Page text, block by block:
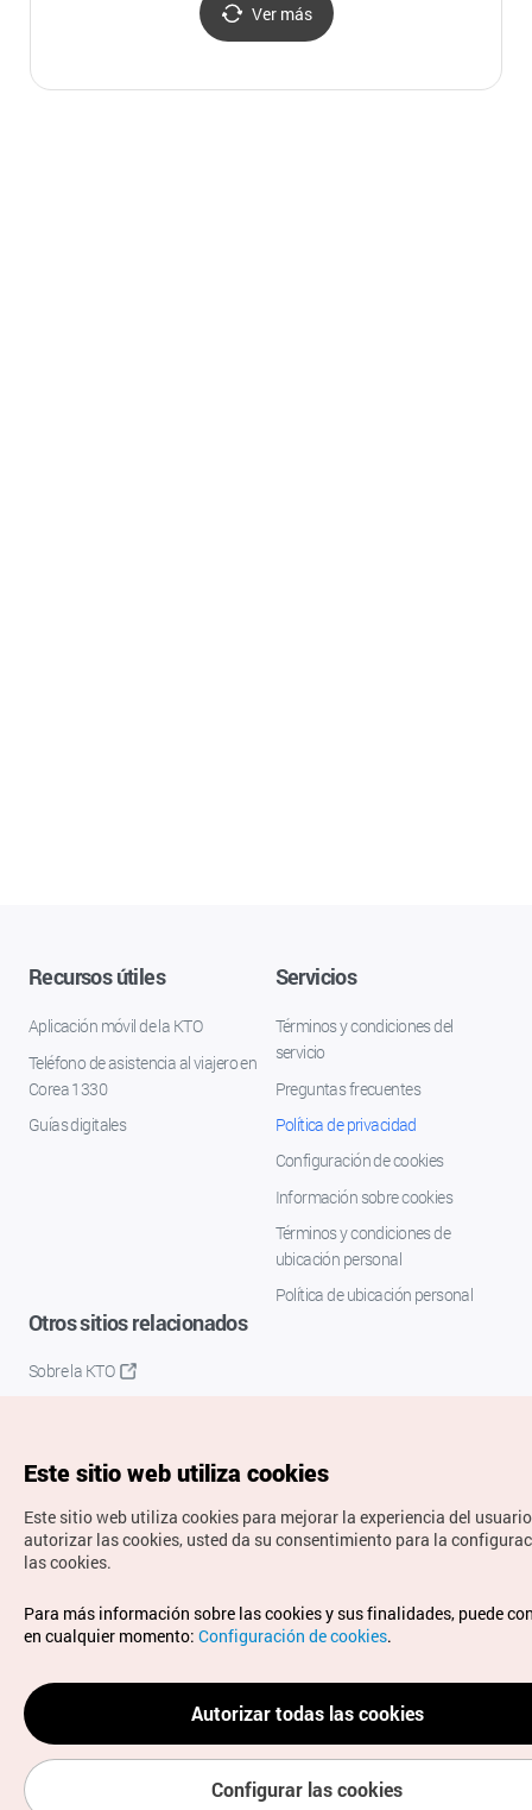
Ver más
Recursos útiles
Aplicación móvil de la KTO
Teléfono de asistencia al viajero en
Corea 1330
Guías digitales
Servicios
Términos y condiciones del
servicio
Preguntas frecuentes
Política de privacidad
Configuración de cookies
Información sobre cookies
Términos y condiciones de
ubicación personal
Política de ubicación personal
Otros sitios relacionados
Sobre la KTO
Copyrights © Organización de Turismo de Corea. Todos los
derechos reservados.
Para informes de errores y cuestiones relacionadas con el
sitio web, dirija sus consultas al correoelectrónico oficial:
spanish@knto.or.kr
Este sitio web utiliza cookies
Este sitio web utiliza cookies para mejorar la experiencia del
autorizar las cookies, usted da su consentimiento para la
las cookies.
Para más información sobre las cookies y sus finalidades, puede
en cualquier momento: Configuración de cookies.
Autorizar todas las cookies
Configurar las cookies